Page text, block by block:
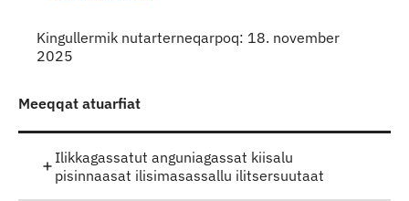
Kingullermik nutarterneqarpoq: 18. november
2025
Meeqqat atuarfiat
Ilikkagassatut anguniagassat kiisalu
pisinnaasat ilisimasassallu ilitsersuutaat